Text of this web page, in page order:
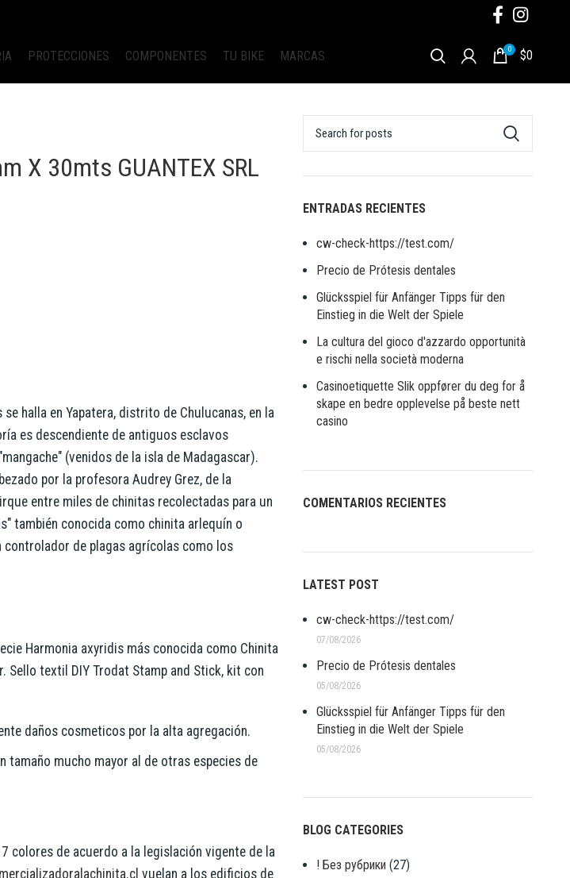
PROTECCIONES COMPONENTES TU BIKE MARCAS 0 $0
X 30mts GUANTEX SRL
halla en Yapatera, distrito de Chulucanas, en la
es descendiente de antiguos esclavos
(venidos de la isla de Madagascar).
por la profesora Audrey Grez, de la
entre miles de chinitas recolectadas para un
también conocida como chinita arlequín o
controlador de plagas agrícolas como los
Harmonia axyridis más conocida como Chinita
Sello textil DIY Trodat Stamp and Stick, kit con
daños cosmeticos por la alta agregación.
tamaño mucho mayor al de otras especies de
colores de acuerdo a la legislación vigente de la
vuelan a los edificios de
ENTRADAS RECIENTES
cw-check-https://test.com/
Precio de Prótesis dentales
Glücksspiel für Anfänger Tipps für den
Einstieg in die Welt der Spiele
La cultura del gioco d'azzardo opportunità
e rischi nella società moderna
Casinoetiquette Slik oppfører du deg for å
skape en bedre opplevelse på beste nett
casino
COMENTARIOS RECIENTES
LATEST POST
cw-check-https://test.com/
07/08/2026
Precio de Prótesis dentales
05/08/2026
Glücksspiel für Anfänger Tipps für den
Einstieg in die Welt der Spiele
05/08/2026
BLOG CATEGORIES
! Без рубрики (27)